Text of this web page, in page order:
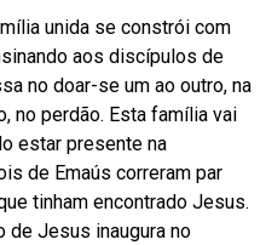
unida se constrói com
aos discípulos de
no doar-se um ao outro, na
no perdão. Esta família vai
estar presente na
de Emaús correram par
tinham encontrado Jesus.
de Jesus inaugura no